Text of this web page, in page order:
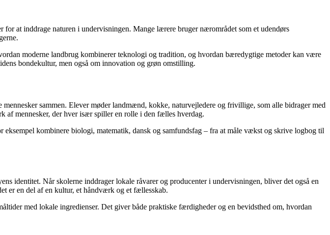
at inddrage naturen i undervisningen. Mange lærere bruger nærområdet som et udendørs
moderne landbrug kombinerer teknologi og tradition, og hvordan bæredygtige metoder kan være
bondekultur, men også om innovation og grøn omstilling.
sammen. Elever møder landmænd, kokke, naturvejledere og frivillige, som alle bidrager med
af mennesker, der hver især spiller en rolle i den fælles hverdag.
kombinere biologi, matematik, dansk og samfundsfag – fra at måle vækst og skrive logbog til
identitet. Når skolerne inddrager lokale råvarer og producenter i undervisningen, bliver det også en
er en del af en kultur, et håndværk og et fællesskab.
med lokale ingredienser. Det giver både praktiske færdigheder og en bevidsthed om, hvordan